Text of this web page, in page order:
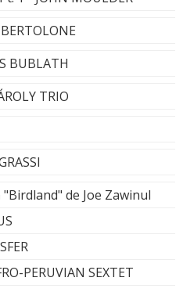
BUBLATH
TRIO
de Joe Zawinul
PERUVIAN SEXTET